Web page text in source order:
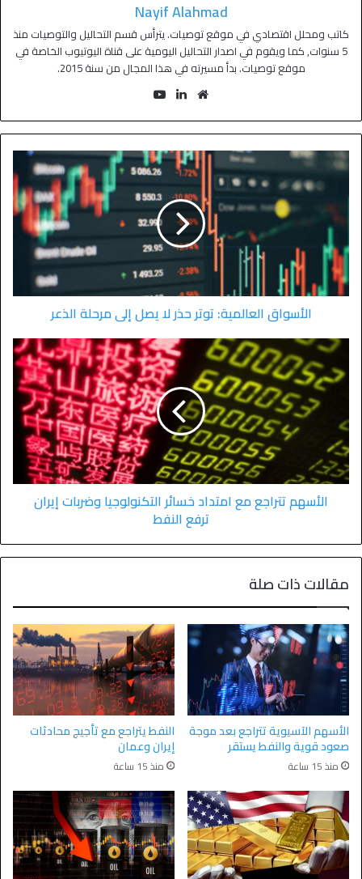
Nayif Alahmad
كاتب ومحلل اقتصادي في موقع توصيات. يترأس قسم التحاليل والتوصيات منذ
5 سنوات, كما ويقوم في اصدار التحاليل اليومية على قناة اليوتيوب الخاصة في
موقع توصيات. بدأ مسيرته في هذا المجال من سنة 2015.
الأسواق العالمية: توتر حذر لا يصل إلى مرحلة الذعر
الأسهم تتراجع مع امتداد خسائر التكنولوجيا وضربات إيران
ترفع النفط
مقالات ذات صلة
الأسهم الآسيوية تتراجع بعد موجة
صعود قوية والنفط يستقر
منذ 15 ساعة
النفط يتراجع مع تأجيج محادثات
إيران وعمان
منذ 15 ساعة